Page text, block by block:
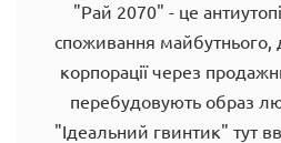
"Рай 2070" - це
споживання майбутнього,
корпорації через
перебудовують образ
"Ідеальний гвинтик" тут